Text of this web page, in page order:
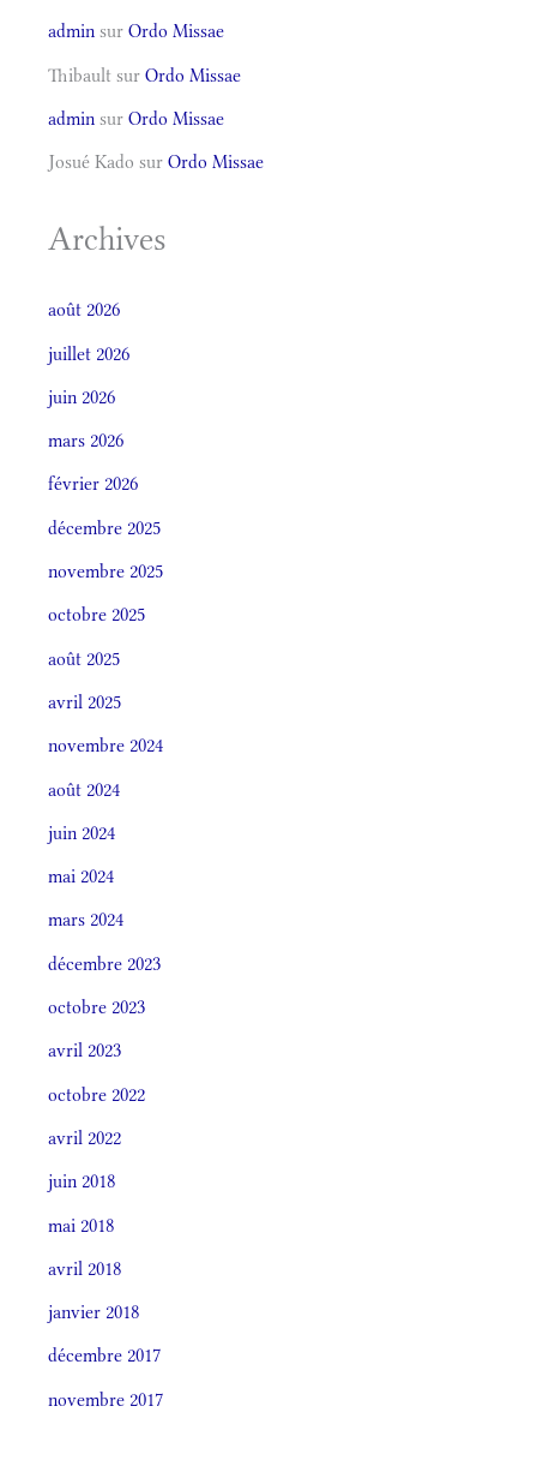
admin sur Ordo Missae
Thibault sur Ordo Missae
admin sur Ordo Missae
Josué Kado sur Ordo Missae
Archives
août 2026
juillet 2026
juin 2026
mars 2026
février 2026
décembre 2025
novembre 2025
octobre 2025
août 2025
avril 2025
novembre 2024
août 2024
juin 2024
mai 2024
mars 2024
décembre 2023
octobre 2023
avril 2023
octobre 2022
avril 2022
juin 2018
mai 2018
avril 2018
janvier 2018
décembre 2017
novembre 2017